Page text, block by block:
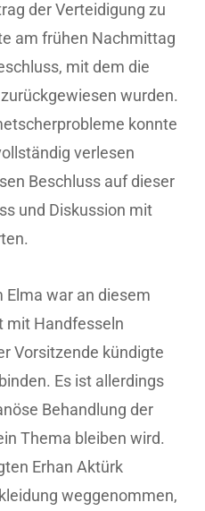
der Verteidigung zu
am frühen Nachmittag
mit dem die
wurden.
konnte
verlesen
Beschluss auf dieser
und Diskussion mit
Elma war an diesem
mit Handfesseln
Vorsitzende kündigte
Es ist allerdings
Behandlung der
Thema bleiben wird.
Erhan Aktürk
weggenommen,